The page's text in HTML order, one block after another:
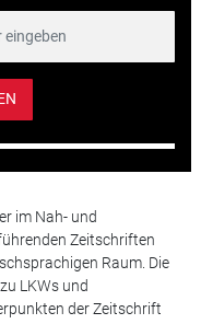
im Nah- und
Zeitschriften
Raum. Die
LKWs und
der Zeitschrift